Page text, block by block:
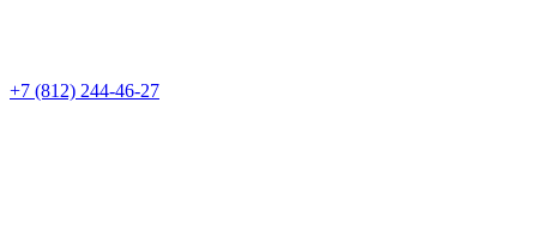
+7 (812) 244-46-27